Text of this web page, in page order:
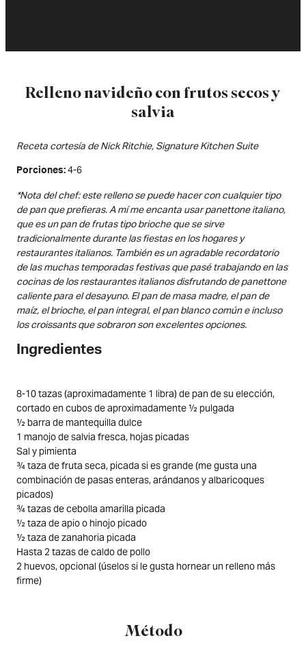
Relleno navideño con frutos secos y
salvia
Receta cortesía de Nick Ritchie, Signature Kitchen Suite
Porciones 4-6
*Nota del chef: este relleno se puede hacer con cualquier tipo
de pan que prefieras. A mí me encanta usar panettone italiano,
que es un pan de frutas tipo brioche que se sirve
tradicionalmente durante las fiestas en los hogares y
restaurantes italianos. También es un agradable recordatorio
de las muchas temporadas festivas que pasé trabajando en las
cocinas de los restaurantes italianos disfrutando de panettone
caliente para el desayuno. El pan de masa madre, el pan de
maíz, el brioche, el pan integral, el pan blanco común e incluso
los croissants que sobraron son excelentes opciones.
Ingredientes
8-10 tazas (aproximadamente 1 libra) de pan de su elección,
cortado en cubos de aproximadamente ½ pulgada
½ barra de mantequilla dulce
1 manojo de salvia fresca, hojas picadas
Sal y pimienta
¾ taza de fruta seca, picada si es grande (me gusta una
combinación de pasas enteras, arándanos y albaricoques
picados)
¾ tazas de cebolla amarilla picada
½ taza de apio o hinojo picado
½ taza de zanahoria picada
Hasta 2 tazas de caldo de pollo
2 huevos, opcional (úselos si le gusta hornear un relleno más
firme)
Método